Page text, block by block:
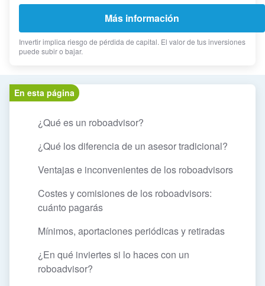
Más información
Invertir implica riesgo de pérdida de capital. El valor de tus inversiones
puede subir o bajar.
En esta página
¿Qué es un roboadvisor?
¿Qué los diferencia de un asesor tradicional?
Ventajas e inconvenientes de los roboadvisors
Costes y comisiones de los roboadvisors:
cuánto pagarás
Mínimos, aportaciones periódicas y retiradas
¿En qué inviertes si lo haces con un
roboadvisor?